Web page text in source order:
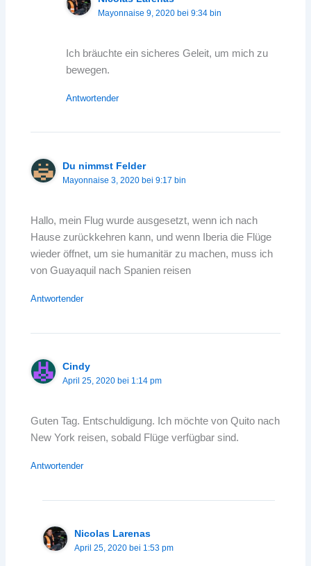
Mayonnaise 9, 2020 bei 9:34 bin
Ich bräuchte ein sicheres Geleit, um mich zu
bewegen.
Antwortender
Du nimmst Felder
Mayonnaise 3, 2020 bei 9:17 bin
Hallo, mein Flug wurde ausgesetzt, wenn ich nach
Hause zurückkehren kann, und wenn Iberia die Flüge
wieder öffnet, um sie humanitär zu machen, muss ich
von Guayaquil nach Spanien reisen
Antwortender
Cindy
April 25, 2020 bei 1:14 pm
Guten Tag. Entschuldigung. Ich möchte von Quito nach
New York reisen, sobald Flüge verfügbar sind.
Antwortender
Nicolas Larenas
April 25, 2020 bei 1:53 pm